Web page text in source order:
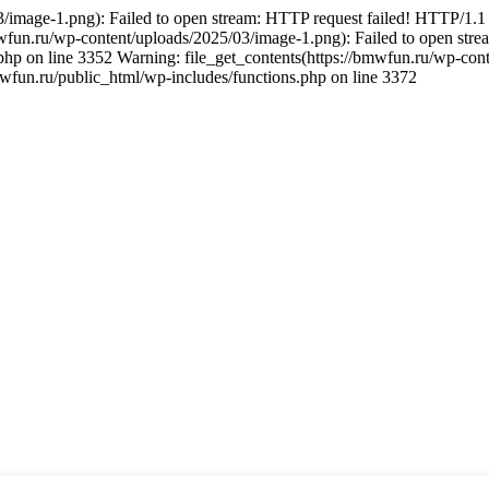
1.png): Failed to open stream: HTTP request failed! HTTP/
wp-content/uploads/2025/03/image-1.png): Failed to open
on line 3352 Warning: file_get_contents(https://bmwfun.ru/wp-
public_html/wp-includes/functions.php on line 3372